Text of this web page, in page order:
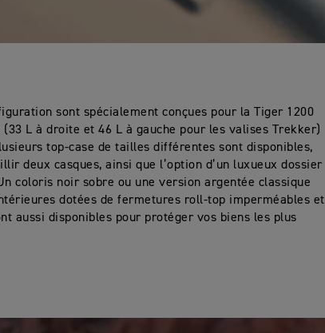
sont spécialement conçues pour la Tiger 1200
L à droite et 46 L à gauche pour les valises Trekker)
top-case de tailles différentes sont disponibles,
deux casques, ainsi que l’option d’un luxueux dossier
coloris noir sobre ou une version argentée classique
dotées de fermetures roll-top imperméables et
aussi disponibles pour protéger vos biens les plus